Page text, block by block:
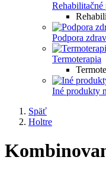
Podpora
Termoterapia
Iné produkty
Späť
Holtre